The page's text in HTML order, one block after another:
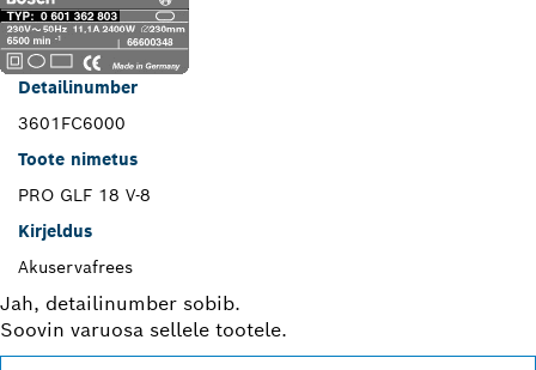
Detailinumber
3601FC6000
Toote nimetus
PRO GLF 18 V-8
Kirjeldus
Akuservafrees
Jah, detailinumber sobib.
Soovin varuosa sellele tootele.